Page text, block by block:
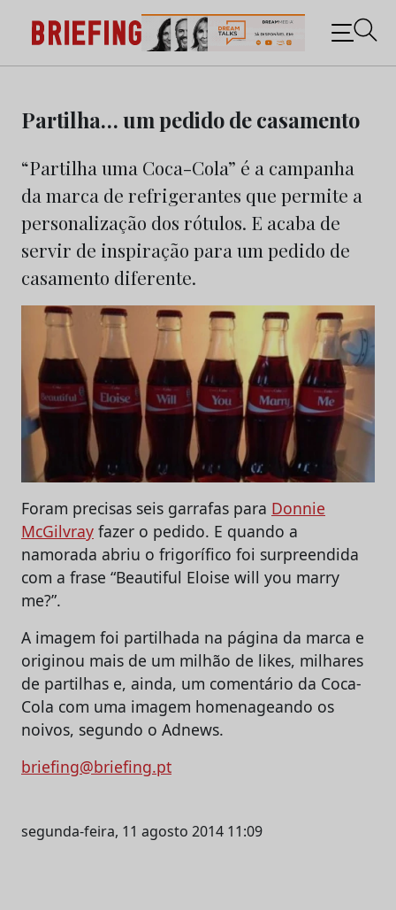
content
Briefing: Todas as notícias sobre os negócios do
Marketing e da Publicidade
Partilha… um pedido de casamento
“Partilha uma Coca-Cola” é a campanha
da marca de refrigerantes que permite a
personalização dos rótulos. E acaba de
servir de inspiração para um pedido de
casamento diferente.
Foram precisas seis garrafas para Donnie
McGilvray fazer o pedido. E quando a
namorada abriu o frigorífico foi surpreendida
com a frase “Beautiful Eloise will you marry
me?”.
A imagem foi partilhada na página da marca e
originou mais de um milhão de likes, milhares
de partilhas e, ainda, um comentário da Coca-
Cola com uma imagem homenageando os
noivos, segundo o Adnews.
briefing@briefing.pt
segunda-feira, 11 agosto 2014 11:09